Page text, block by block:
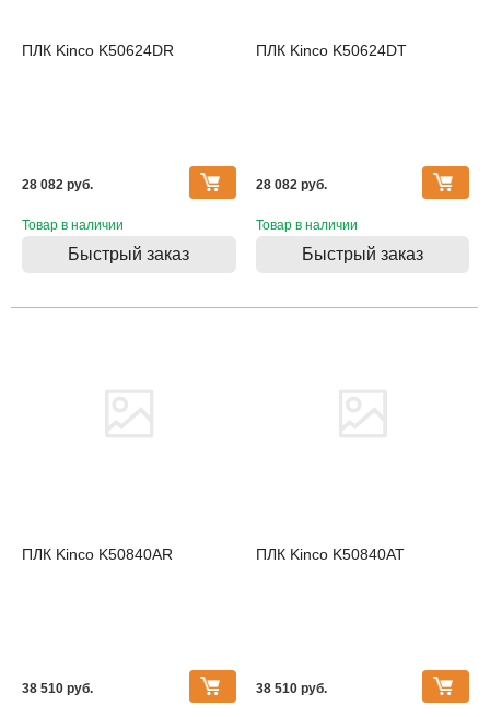
ПЛК Kinco K50624DR
28 082 pуб.
Товар в наличии
Быстрый заказ
ПЛК Kinco K50624DT
28 082 pуб.
Товар в наличии
Быстрый заказ
ПЛК Kinco K50840AR
38 510 pуб.
ПЛК Kinco K50840AT
38 510 pуб.